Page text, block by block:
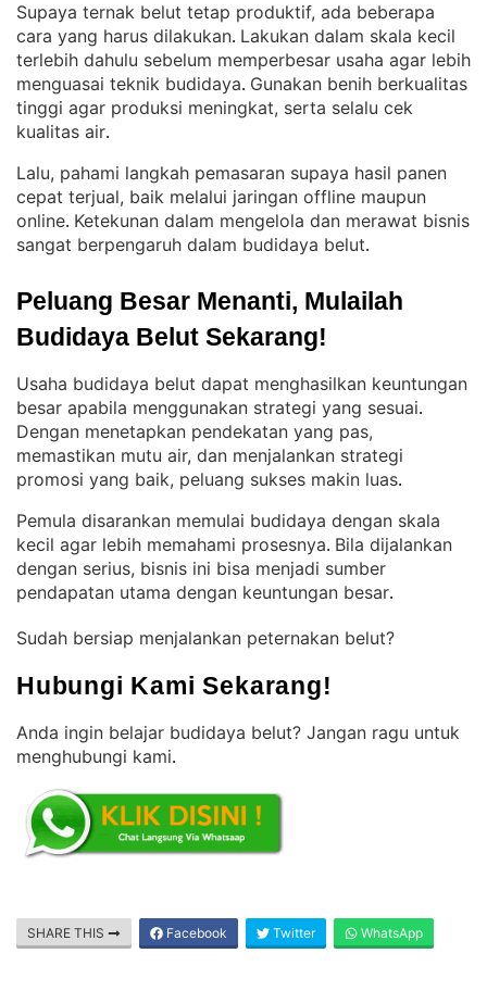
Supaya ternak belut tetap produktif, ada beberapa
cara yang harus dilakukan. Lakukan dalam skala kecil
terlebih dahulu sebelum memperbesar usaha agar lebih
menguasai teknik budidaya. Gunakan benih berkualitas
tinggi agar produksi meningkat, serta selalu cek
kualitas air.
Lalu, pahami langkah pemasaran supaya hasil panen
cepat terjual, baik melalui jaringan offline maupun
online. Ketekunan dalam mengelola dan merawat bisnis
sangat berpengaruh dalam budidaya belut.
Peluang Besar Menanti, Mulailah
Budidaya Belut Sekarang!
Usaha budidaya belut dapat menghasilkan keuntungan
besar apabila menggunakan strategi yang sesuai
Dengan menetapkan pendekatan yang pas,
memastikan mutu air, dan menjalankan strategi
promosi yang baik, peluang sukses makin luas.
Pemula disarankan memulai budidaya dengan skala
kecil agar lebih memahami prosesnya. Bila dijalankan
dengan serius, bisnis ini bisa menjadi sumber
pendapatan utama dengan keuntungan besar.
Sudah bersiap menjalankan peternakan belut?
Hubungi Kami Sekarang!
Anda ingin belajar budidaya belut? Jangan ragu untuk
menghubungi kami.
SHARE THIS Facebook Twitter WhatsApp